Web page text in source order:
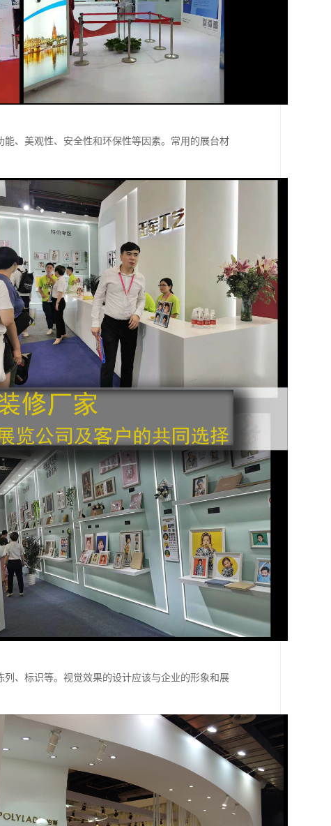
、美观性、安全性和环保性等因素。常用的展台材
、标识等。视觉效果的设计应该与企业的形象和展